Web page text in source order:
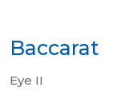
Baccarat
Eye II